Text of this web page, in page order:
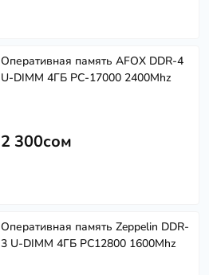
Оперативная память AFOX DDR-4
U-DIMM 4ГБ PC-17000 2400Mhz
2 300сом
Оперативная память Zeppelin DDR-
3 U-DIMM 4ГБ PC12800 1600Mhz